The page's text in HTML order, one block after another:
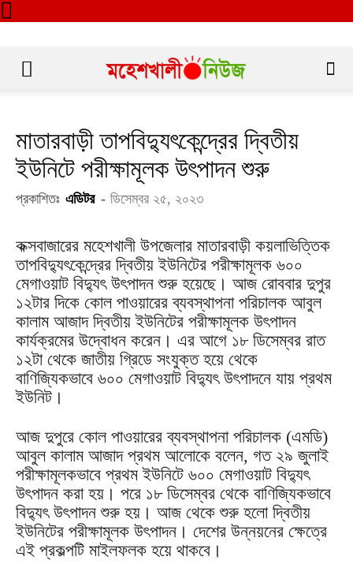
মাতারবাড়ী তাপবিদ্যুৎকেন্দ্রের দ্বিতীয়
ইউনিটে পরীক্ষামূলক উৎপাদন শুরু
প্রকাশিতঃ এডিটর - ডিসেম্বর ২৫, ২০২৩
কক্সবাজারের মহেশখালী উপজেলার মাতারবাড়ী কয়লাভিত্তিক
তাপবিদ্যুৎকেন্দ্রের দ্বিতীয় ইউনিটের পরীক্ষামূলক ৬০০
মেগাওয়াট বিদ্যুৎ উৎপাদন শুরু হয়েছে। আজ রোববার দুপুর
১২টার দিকে কোল পাওয়ারের ব্যবস্থাপনা পরিচালক আবুল
কালাম আজাদ দ্বিতীয় ইউনিটের পরীক্ষামূলক উৎপাদন
কার্যক্রমের উদ্বোধন করেন। এর আগে ১৮ ডিসেম্বর রাত
১২টা থেকে জাতীয় গ্রিডে সংযুক্ত হয়ে থেকে
বাণিজ্যিকভাবে ৬০০ মেগাওয়াট বিদ্যুৎ উৎপাদনে যায় প্রথম
ইউনিট।
আজ দুপুরে কোল পাওয়ারের ব্যবস্থাপনা পরিচালক (এমডি)
আবুল কালাম আজাদ প্রথম আলোকে বলেন, গত ২৯ জুলাই
পরীক্ষামূলকভাবে প্রথম ইউনিটে ৬০০ মেগাওয়াট বিদ্যুৎ
উৎপাদন করা হয়। পরে ১৮ ডিসেম্বর থেকে বাণিজ্যিকভাবে
বিদ্যুৎ উৎপাদন শুরু হয়। আজ থেকে শুরু হলো দ্বিতীয়
ইউনিটের পরীক্ষামূলক উৎপাদন। দেশের উন্নয়নের ক্ষেত্রে
এই প্রকল্পটি মাইলফলক হয়ে থাকবে।